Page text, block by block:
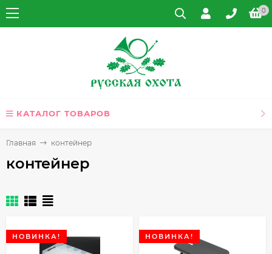
0
КАТАЛОГ ТОВАРОВ
Главная контейнер
контейнер
НОВИНКА! НОВИНКА!